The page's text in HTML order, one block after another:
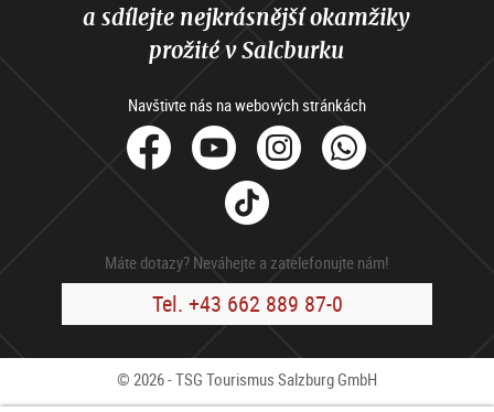
a sdílejte nejkrásnější okamžiky
prožité v Salcburku
Navštivte nás na webových stránkách
facebook
YoutubeInstagram
Tik
Tok
Máte dotazy? Neváhejte a zatelefonujte nám!
Tel. +43 662 889 87-0
© 2026 - TSG Tourismus Salzburg GmbH